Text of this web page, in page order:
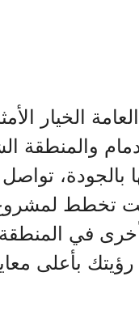
الخيار
والمنطقة
بالجودة،
كنت تخطط
في
بأعلى